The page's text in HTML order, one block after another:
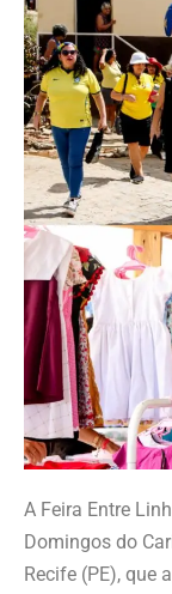
A Feira Entre
Domingos do
Recife (PE), que